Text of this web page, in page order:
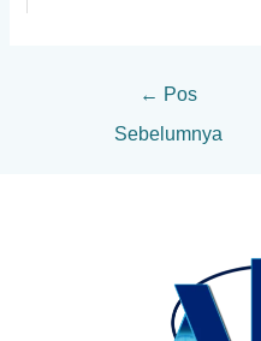
← Pos
Sebelumnya